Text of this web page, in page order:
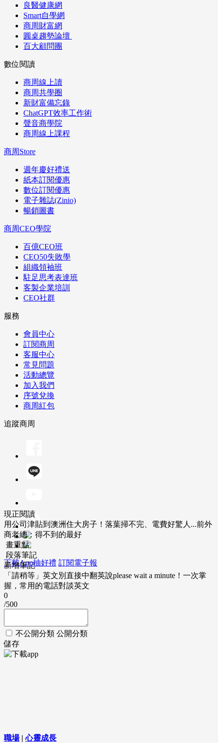
良醫健康網
Smart自學網
商周財富網
圓桌趨勢論壇
百大顧問團
數位閱讀
商周線上讀
商周共學圈
新財富備忘錄
ChatGPT效率工作術
聲音商學院
商周線上課程
商周Store
週年慶好禮送
紙本訂閱優惠
數位訂閱優惠
電子雜誌(Zinio)
暢銷圖書
商周CEO學院
百億CEO班
CEO50失敗學
組織領袖班
駐足思考表達班
客製企業培訓
CEO社群
服務
會員中心
訂閱商周
客服中心
常見問題
活動總覽
加入我們
序號兌換
商周紅包
追蹤商周
下載App抽好禮 訂閱電子報
現正閱讀
用公司津貼到澳洲住大房子！落葉掃不完、電費好驚人...前外
商老總：得不到的最好
畫重點
段落筆記
新增筆記
「請稍等」英文別直接中翻英說please wait a minute！一次掌
握，常用的電話對談英文
0
/500
不公開分類 公開分類
儲存
職場|心靈成長